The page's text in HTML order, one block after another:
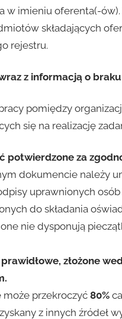
imieniu oferenta(-
składających
rejestru.
z informacją o
pomiędzy
się na realizację
potwierdzone za
dokumencie należy
uprawnionych
do składania
nie dysponują
złożone
przekroczyć 80%
z innych źródeł